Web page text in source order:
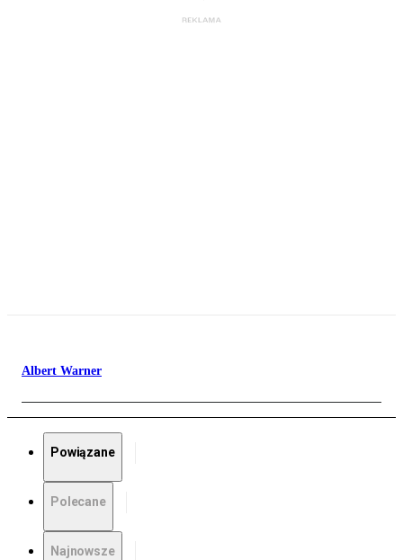
Albert Warner
Powiązane
Polecane
Najnowsze